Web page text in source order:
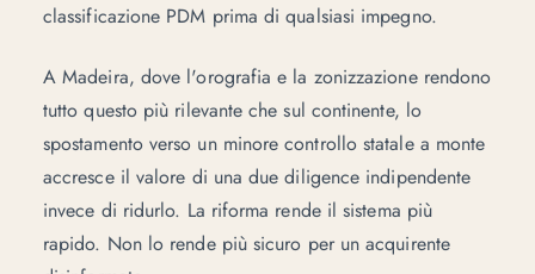
classificazione PDM prima di qualsiasi impegno.
A Madeira, dove l'orografia e la zonizzazione rendono
tutto questo più rilevante che sul continente, lo
spostamento verso un minore controllo statale a monte
accresce il valore di unadue diligence indipendente
invece di ridurlo. La riforma rende il sistema più
rapido. Non lo rende più sicuro per un acquirente